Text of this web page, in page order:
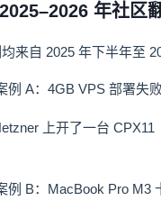
年社区
来自 2025 年下半年至
例 A：4GB VPS 部署失
上开了一台
例 B：MacBook Pro M3